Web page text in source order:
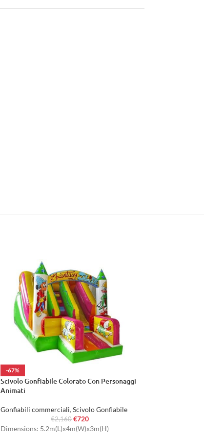
-67%
Scivolo Gonfiabile Colorato Con Personaggi
Animati
Gonfiabili commerciali, Scivolo Gonfiabile
€2,160 €720
Dimensions: 5.2m(L)x4m(W)x3m(H)